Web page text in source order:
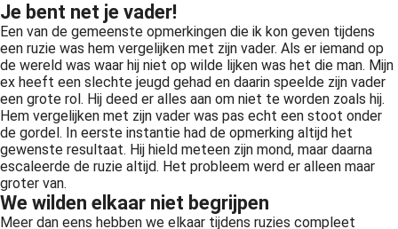
Je bent net je vader!
Een van de gemeenste opmerkingen die ik kon geven tijdens
een ruzie was hem vergelijken met zijn vader. Als er iemand op
de wereld was waar hij niet op wilde lijken was het die man. Mijn
ex heeft een slechte jeugd gehad en daarin speelde zijn vader
een grote rol. Hij deed er alles aan om niet te worden zoals hij.
Hem vergelijken met zijn vader was pas echt een stoot onder
de gordel. In eerste instantie had de opmerking altijd het
gewenste resultaat. Hij hield meteen zijn mond, maar daarna
escaleerde de ruzie altijd. Het probleem werd er alleen maar
groter van.
We wilden elkaar niet begrijpen
Meer dan eens hebben we elkaar tijdens ruzies compleet